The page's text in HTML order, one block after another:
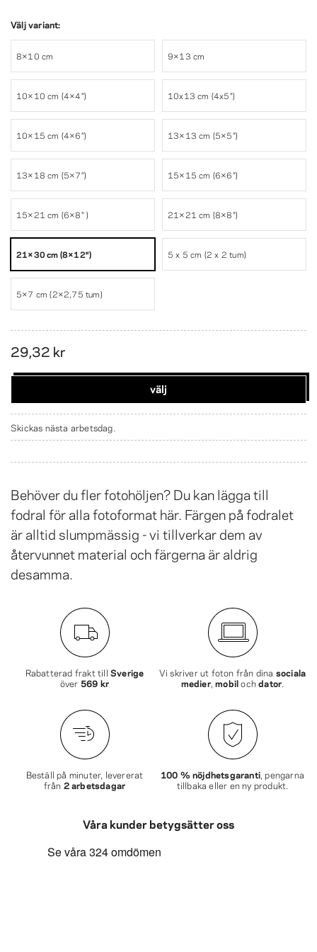
Behöver du fler fotohöljen? Du kan lägga till
fodral för alla fotoformat här. Färgen på fodralet
är alltid slumpmässig - vi tillverkar dem av
återvunnet material och färgerna är aldrig
desamma.
Välj variant:
8×10 cm 9×13 cm
10×10 cm (4×4″) 10x13 cm (4x5")
10×15 cm (4×6″) 13×13 cm (5×5″)
13×18 cm (5×7″) 15×15 cm (6×6″)
15×21 cm (6×8″ ) 21×21 cm (8×8″)
21×30 cm (8×12″) 5 x 5 cm (2 x 2 tum)
5×7 cm (2×2,75 tum)
29,32 kr
välj
Skickas nästa arbetsdag.
Rabatterad frakt till Sverige
över 569 kr
Vi skriver ut foton från dina sociala
medier,mobilochdator
Beställ på minuter, levererat
från 2 arbetsdagar
100 % nöjdhetsgaranti , pengarna
tillbaka eller en ny produkt.
Våra kunder betygsätter oss